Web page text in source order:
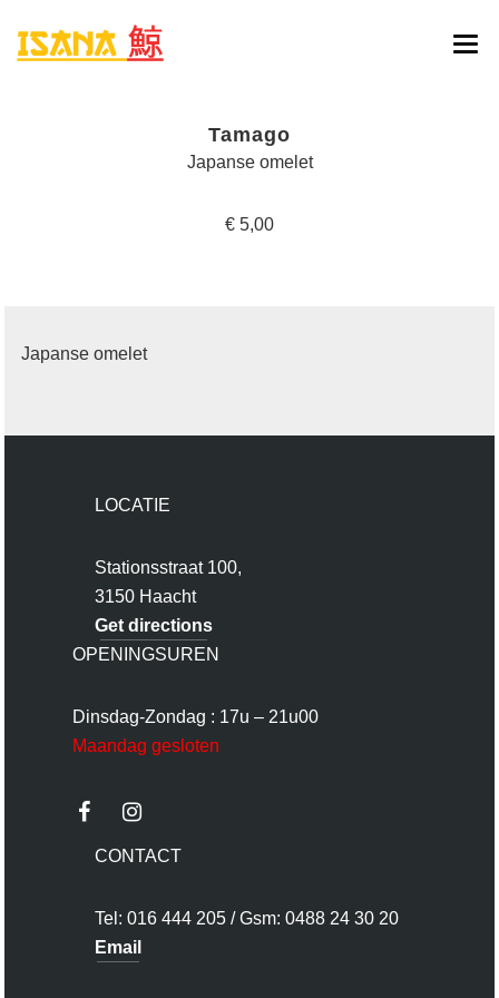
Tamago
Japanse omelet
€ 5,00
Japanse omelet
LOCATIE
Stationsstraat 100,
3150 Haacht
Get directions
OPENINGSUREN
Dinsdag-Zondag : 17u – 21u00
Maandag gesloten
CONTACT
Tel: 016 444 205 / Gsm: 0488 24 30 20
Email